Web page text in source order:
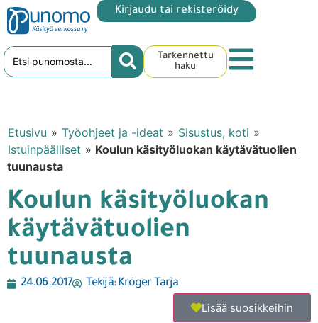
Kirjaudu tai rekisteröidy
Tarkennettu
haku
Etusivu » Työohjeet ja -ideat » Sisustus, koti »
Istuinpäälliset » Koulun käsityöluokan käytävätuolien
tuunausta
Koulun käsityöluokan
käytävätuolien
tuunausta
24.06.2017 Tekijä:Kröger Tarja
Lisää suosikkeihin